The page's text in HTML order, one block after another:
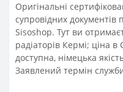
Оригінальні
супровідних документів
Sisoshop. Тут ви
радіаторів Кермі; ціна
доступна, німецька
Заявлений термін